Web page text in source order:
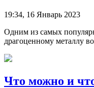
19:34, 16 Январь 2023
Одним из самых
драгоценному металлу
Что можно и